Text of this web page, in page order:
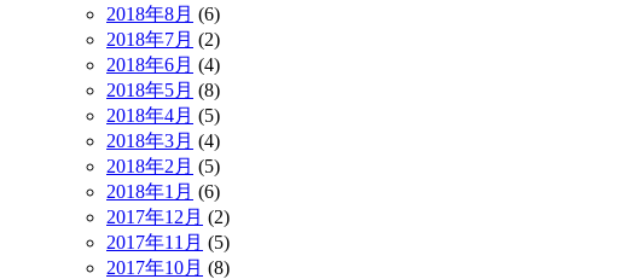
2018年8月 (6)
2018年7月 (2)
2018年6月 (4)
2018年5月 (8)
2018年4月 (5)
2018年3月 (4)
2018年2月 (5)
2018年1月 (6)
2017年12月 (2)
2017年11月 (5)
2017年10月 (8)